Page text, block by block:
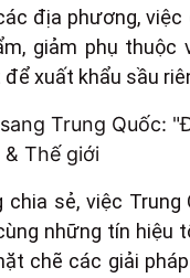
địa phương,
giảm phụ
xuất khẩu sầu
chia sẻ, việc
những tín
chẽ các giải